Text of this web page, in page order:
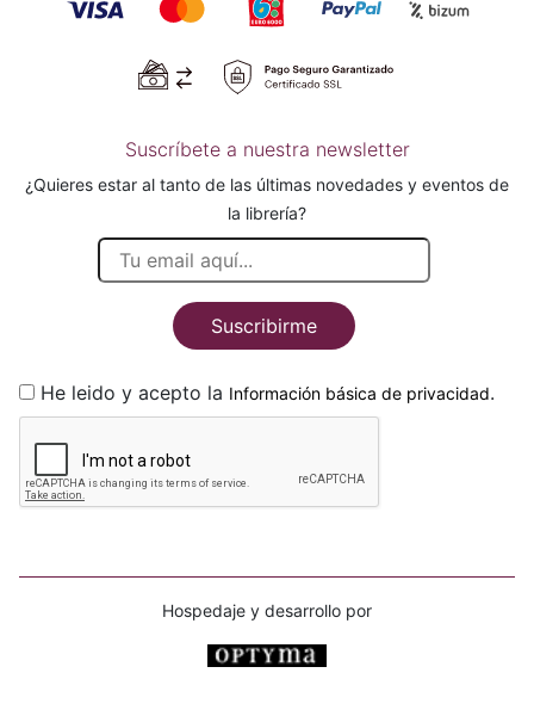
Suscríbete a nuestra newsletter
¿Quieres estar al tanto de las últimas novedades y eventos de
la librería?
Suscribirme
He leido y acepto la Información básica de privacidad.
Hospedaje y desarrollo por